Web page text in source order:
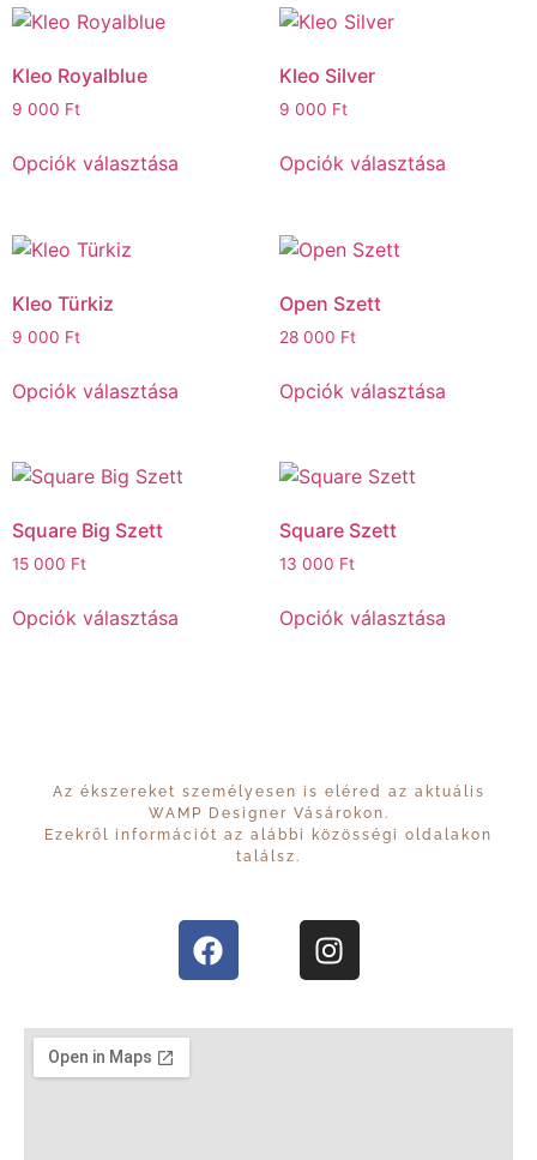
Kleo Royalblue
9 000 Ft
Opciók választása
Kleo Silver
9 000 Ft
Opciók választása
Kleo Türkiz
9 000 Ft
Opciók választása
Open Szett
28 000 Ft
Opciók választása
Square Big Szett
15 000 Ft
Opciók választása
Square Szett
13 000 Ft
Opciók választása
Az ékszereket személyesen is eléred az aktuális
WAMP Designer Vásárokon.
Ezekről információt az alábbi közösségi oldalakon
találsz.